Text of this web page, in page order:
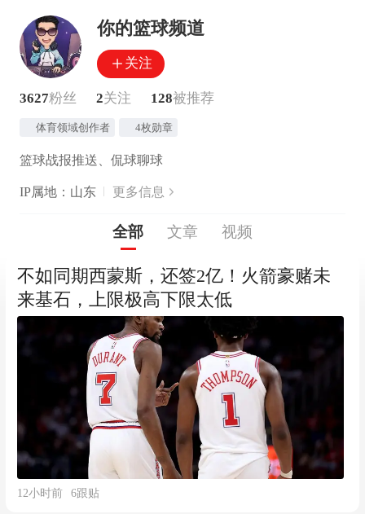
你的篮球频道
关注
3627粉丝 2关注 128被推荐
体育领域创作者 4枚勋章
篮球战报推送、侃球聊球
IP属地：山东 更多信息
全部 文章 视频
不如同期西蒙斯，还签2亿！火箭豪赌未
来基石，上限极高下限太低
12小时前 6跟贴